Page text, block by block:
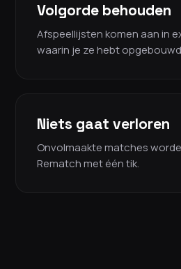
Volgorde behouden
Afspeellijsten komen aan in
waarin je ze hebt
Niets gaat verloren
Onvolmaakte matches
Rematch met één tik.